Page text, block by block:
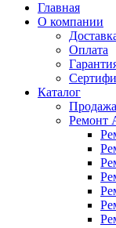
Главная
О компании
Оплата
Каталог
Ремонт